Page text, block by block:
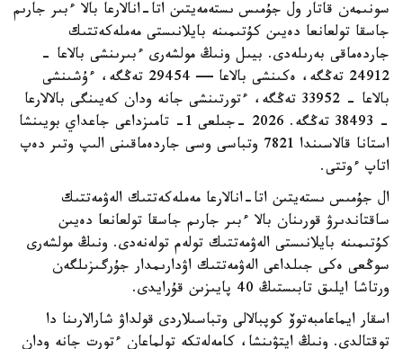
سونىمەن قاتار ول جۇمىس ىستەمەيتىن اتا-انالارعا بالا ءبىر جارىم
جاسقا تولعانعا دەيىن كۇتىمىنە بايلانىستى مەملەكەتتىك
جاردەماقى بەرىلەدى. بيىل ونىڭ مولشەرى ءبىرىنشى بالاعا -
24912 تەڭگە، ەكىنشى بالاعا — 29454 تەڭگە، ءۇشىنشى
بالاعا - 33952 تەڭگە، ءتورتىنشى جانە ودان كەيىنگى بالالارعا
- 38493 تەڭگە. 2026 -جىلعى 1- تامىزداعى جاعداي بويىنشا
استانا قالاسىندا 7821 وتباسى وسى جاردەماقىنى الىپ وتىر دەپ
اتاپ ءوتتى.
ال جۇمىس ىستەيتىن اتا-انالارعا مەملەكەتتىك الەۋمەتتىك
ساقتاندىرۋ قورىنان بالا ءبىر جارىم جاسقا تولعانعا دەيىن
كۇتىمىنە بايلانىستى الەۋمەتتىك تولەم تولەنەدى. ونىڭ مولشەرى
سوڭعى ەكى جىلداعى الەۋمەتتىك اۋدارىمدار جۇرگىزىلگەن
ورتاشا ايلىق تابىستىڭ 40 پايىزىن قۇرايدى.
اسقار ايماعامبەتوۆ كوپبالالى وتباسىلاردى قولداۋ شارالارىنا دا
توقتالدى. ونىڭ ايتۋىنشا، كامەلەتكە تولماعان ءتورت جانە ودان